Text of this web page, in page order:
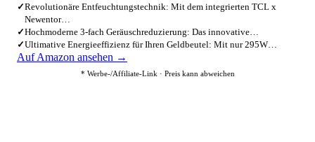
✓Revolutionäre Entfeuchtungstechnik: Mit dem integrierten TCL x
Newentor…
✓Hochmoderne 3-fach Geräuschreduzierung: Das innovative…
✓Ultimative Energieeffizienz für Ihren Geldbeutel: Mit nur 295W…
Auf Amazon ansehen →
* Werbe-/Affiliate-Link · Preis kann abweichen